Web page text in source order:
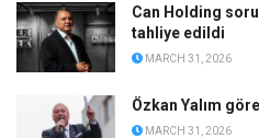
Can Holding
tahliye edildi
MARCH 31, 2026
Özkan Yalım
MARCH 31, 2026